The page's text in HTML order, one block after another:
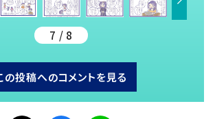
7 / 8
の投稿へのコメントを見る